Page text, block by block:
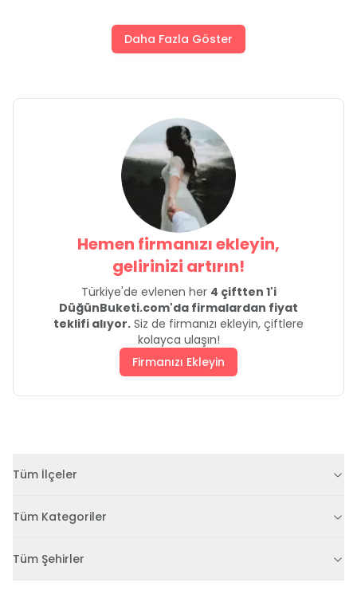
Daha Fazla Göster
Hemen firmanızı ekleyin,
gelirinizi artırın!
Türkiye'de evlenen her 4 çiftten 1'i
DüğünBuketi.com'da firmalardan fiyat
teklifi alıyor. Siz de firmanızı ekleyin, çiftlere
kolayca ulaşın!
Firmanızı Ekleyin
Tüm İlçeler
Tüm Kategoriler
Tüm Şehirler